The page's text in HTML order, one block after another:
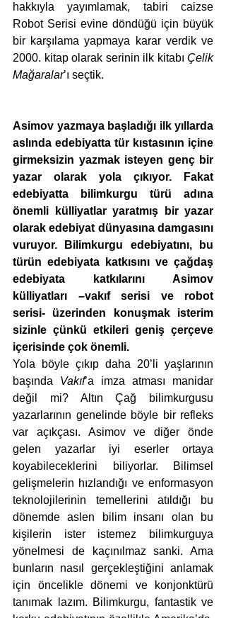
hakkıyla yayımlamak, tabiri caizse
Robot Serisi evine döndüğü için büyük
bir karşılama yapmaya karar verdik ve
2000. kitap olarak serinin ilk kitabı Çelik
Mağaralar’ı seçtik.
Asimov yazmaya başladığı ilk yıllarda
aslında edebiyatta tür kıstasının içine
girmeksizin yazmak isteyen genç bir
yazar olarak yola çıkıyor. Fakat
edebiyatta bilimkurgu türü adına
önemli külliyatlar yaratmış bir yazar
olarak edebiyat dünyasına damgasını
vuruyor. Bilimkurgu edebiyatını, bu
türün edebiyata katkısını ve çağdaş
edebiyata katkılarını Asimov
külliyatları –vakıf serisi ve robot
serisi- üzerinden konuşmak isterim
sizinle çünkü etkileri geniş çerçeve
içerisinde çok önemli.
Yola böyle çıkıp daha 20’li yaşlarının
başında Vakıf’a imza atması manidar
değil mi? Altın Çağ bilimkurgusu
yazarlarının genelinde böyle bir refleks
var açıkçası. Asimov ve diğer önde
gelen yazarlar iyi eserler ortaya
koyabileceklerini biliyorlar. Bilimsel
gelişmelerin hızlandığı ve enformasyon
teknolojilerinin temellerini atıldığı bu
dönemde aslen bilim insanı olan bu
kişilerin ister istemez bilimkurguya
yönelmesi de kaçınılmaz sanki. Ama
bunların nasıl gerçekleştiğini anlamak
için öncelikle dönemi ve konjonktürü
tanımak lazım. Bilimkurgu, fantastik ve